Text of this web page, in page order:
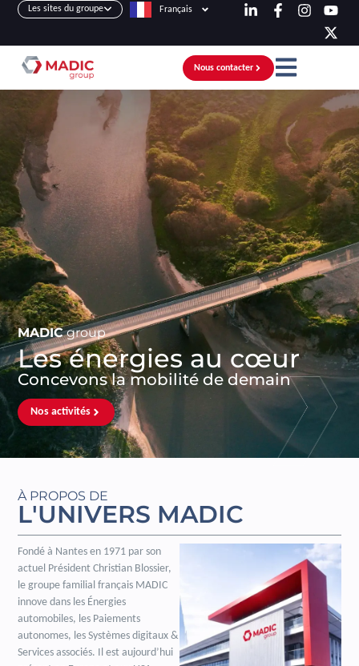
Les sites du groupe Français
Nous contacter
MADIC group
Les énergies au cœur
Concevons la mobilité de demain
Nos activités
À PROPOS DE
L'UNIVERS MADIC
Fondé à Nantes en 1971 par son
actuel Président Christian Blossier,
le groupe familial français MADIC
innove dans les Énergies
automobiles, les Paiements
autonomes, les Systèmes digitaux &
Services associés. Il est aujourd’hui